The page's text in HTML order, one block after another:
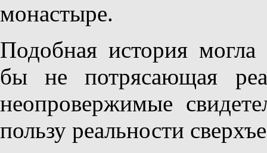
монастыре.
Подобная история
бы не потрясающая
неопровержимые
пользу реальности